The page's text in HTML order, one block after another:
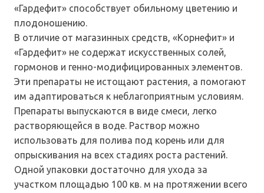
«Гардефит» способствует обильному цветению и
плодоношению.
В отличие от магазинных средств, «Корнефит» и
«Гардефит» не содержат искусственных солей,
гормонов и генно-модифицированных элементов.
Эти препараты не истощают растения, а помогают
им адаптироваться к неблагоприятным условиям.
Препараты выпускаются в виде смеси, легко
растворяющейся в воде. Раствор можно
использовать для полива под корень или для
опрыскивания на всех стадиях роста растений.
Одной упаковки достаточно для ухода за
участком площадью 100 кв. м на протяжении всего